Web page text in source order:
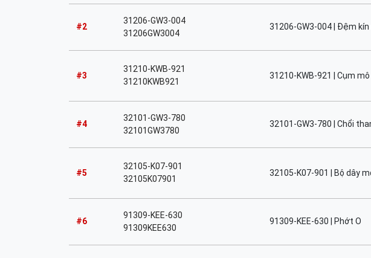
#2
31206-GW3-004
31206GW3004
31206-GW3-004 | Đệm
#3
31210-KWB-921
31210KWB921
31210-KWB-921 | Cụm
#4
32101-GW3-780
32101GW3780
32101-GW3-780 | Chổi
#5
32105-K07-901
32105K07901
32105-K07-901 | Bộ dây
#6
91309-KEE-630
91309KEE630
91309-KEE-630 | Phớt O